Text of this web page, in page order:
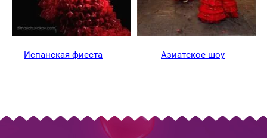
Испанская фиеста Азиатское шоу